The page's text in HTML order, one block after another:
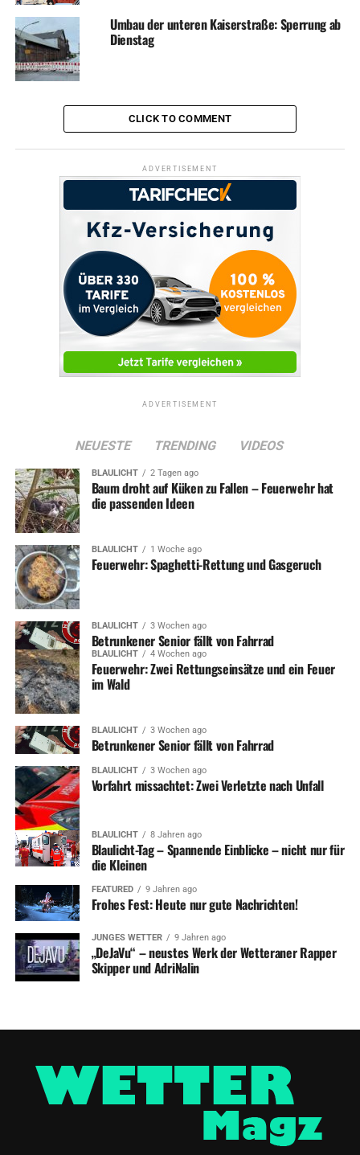
Umbau der unteren Kaiserstraße: Sperrung ab
Dienstag
CLICK TO COMMENT
ADVERTISEMENT
ADVERTISEMENT
NEUESTE TRENDING VIDEOS
BLAULICHT 2 Tagen ago
Baum droht auf Küken zu Fallen – Feuerwehr hat
die passenden Ideen
BLAULICHT 1 Woche ago
Feuerwehr: Spaghetti-Rettung und Gasgeruch
BLAULICHT 3 Wochen ago
Betrunkener Senior fällt von Fahrrad
BLAULICHT 4 Wochen ago
Feuerwehr: Zwei Rettungseinsätze und ein Feuer
im Wald
BLAULICHT 3 Wochen ago
Betrunkener Senior fällt von Fahrrad
BLAULICHT 3 Wochen ago
Vorfahrt missachtet: Zwei Verletzte nach Unfall
BLAULICHT 8 Jahren ago
Blaulicht-Tag – Spannende Einblicke – nicht nur für
die Kleinen
FEATURED 9 Jahren ago
Frohes Fest: Heute nur gute Nachrichten!
JUNGES WETTER 9 Jahren ago
„DeJaVu“ – neustes Werk der Wetteraner Rapper
Skipper und AdriNalin